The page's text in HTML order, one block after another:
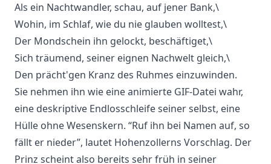
Als ein Nachtwandler, schau, auf jener Bank,\
Wohin, im Schlaf, wie du nie glauben wolltest,\
Der Mondschein ihn gelockt, beschäftiget,\
Sich träumend, seiner eignen Nachwelt gleich,\
Den prächt'gen Kranz des Ruhmes einzuwinden.
Sie nehmen ihn wie eine animierte GIF-Datei wahr,
eine deskriptive Endlosschleife seiner selbst, eine
Hülle ohne Wesenskern. “Ruf ihn bei Namen auf, so
fällt er nieder”, lautet Hohenzollerns Vorschlag. Der
Prinz scheint also bereits sehr früh in seiner